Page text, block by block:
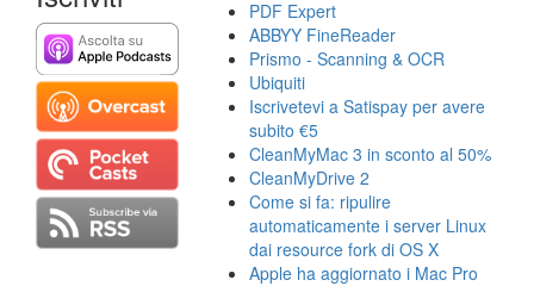
PDF Expert
ABBYY FineReader
Prismo - Scanning & OCR
Ubiquiti
Iscrivetevi a Satispay per avere
subito €5
CleanMyMac 3 in sconto al 50%
CleanMyDrive 2
Come si fa: ripulire
automaticamente i server Linux
dai resource fork di OS X
Apple ha aggiornato i Mac Pro